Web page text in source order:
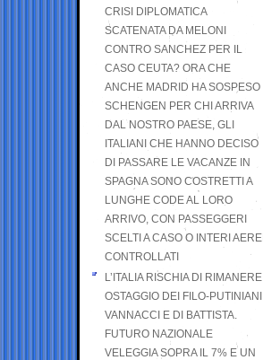
CRISI DIPLOMATICA
SCATENATA DA MELONI
CONTRO SANCHEZ PER IL
CASO CEUTA? ORA CHE
ANCHE MADRID HA SOSPESO
SCHENGEN PER CHI ARRIVA
DAL NOSTRO PAESE, GLI
ITALIANI CHE HANNO DECISO
DI PASSARE LE VACANZE IN
SPAGNA SONO COSTRETTI A
LUNGHE CODE AL LORO
ARRIVO, CON PASSEGGERI
SCELTI A CASO O INTERI AEREI
CONTROLLATI
L’ITALIA RISCHIA DI RIMANERE
OSTAGGIO DEI FILO-PUTINIANI
VANNACCI E DI BATTISTA.
FUTURO NAZIONALE
VELEGGIA SOPRA IL 7% E UN